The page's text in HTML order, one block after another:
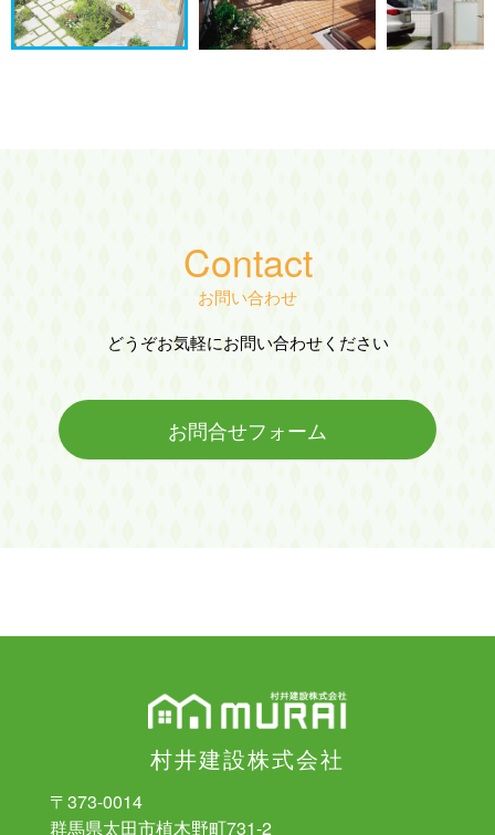
Contact
お問い合わせ
どうぞお気軽にお問い合わせください
お問合せフォーム
村井建設株式会社
〒373-0014
群馬県太田市植木野町731-2